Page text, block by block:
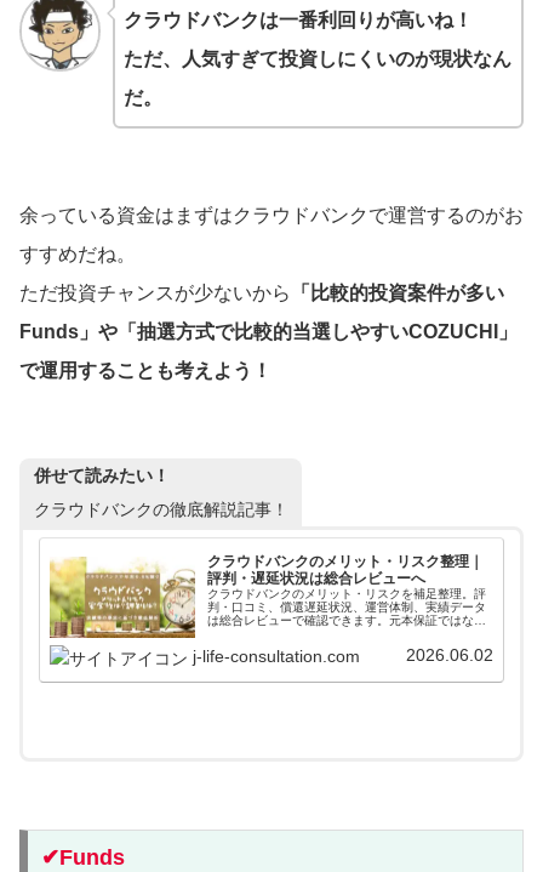
クラウドバンクは一番利回りが高いね！
ただ、人気すぎて投資しにくいのが現状なん
だ。
余っている資金はまずはクラウドバンクで運営するのがお
すすめだね。
ただ投資チャンスが少ないから
「比較的投資案件が多い
Funds」や「抽選方式で比較的当選しやすいCOZUCHI」
で運用することも考えよう！
併せて読みたい！
クラウドバンクの徹底解説記事！
クラウドバンクのメリット・リスク整理｜
評判・遅延状況は総合レビューへ
クラウドバンクのメリット・リスクを補足整理。評
判・口コミ、償還遅延状況、運営体制、実績データ
は総合レビューで確認できます。元本保証ではな
j-life-consultation.com 2026.06.02
✔︎Funds